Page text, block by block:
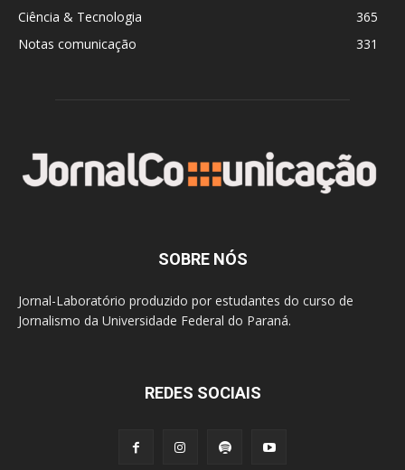
Ciência & Tecnologia
365
Notas comunicação
331
SOBRE NÓS
Jornal-Laboratório produzido por estudantes do curso de
Jornalismo da Universidade Federal do Paraná.
REDES SOCIAIS